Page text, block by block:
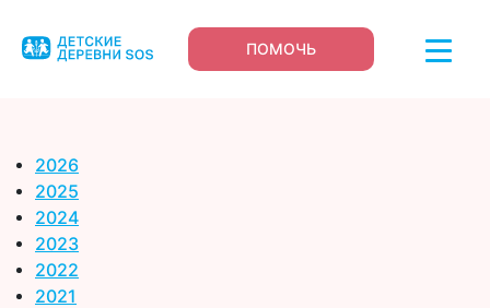
ПОМОЧЬ
2026
2025
2024
2023
2022
2021